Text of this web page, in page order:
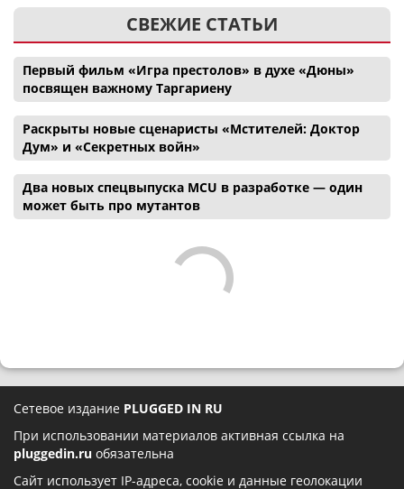
СВЕЖИЕ СТАТЬИ
Первый фильм «Игра престолов» в духе «Дюны»
посвящен важному Таргариену
Раскрыты новые сценаристы «Мстителей: Доктор
Дум» и «Секретных войн»
Два новых спецвыпуска MCU в разработке — один
может быть про мутантов
Сетевое издание PLUGGED IN RU
При использовании материалов активная ссылка на
pluggedin.ru обязательна
Сайт использует IP-адреса, cookie и данные геолокации